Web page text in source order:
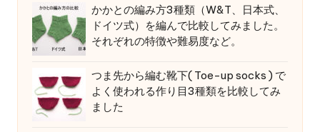
かかとの編み方3種類（W&T、日本式、
ドイツ式）を編んで比較してみました。
それぞれの特徴や難易度など。
つま先から編む靴下( Toe-up socks ) で
よく使われる作り目3種類を比較してみ
ました